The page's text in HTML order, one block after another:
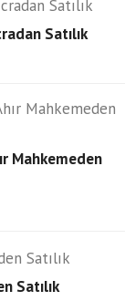
Satılık
Mahkemeden
Satılık